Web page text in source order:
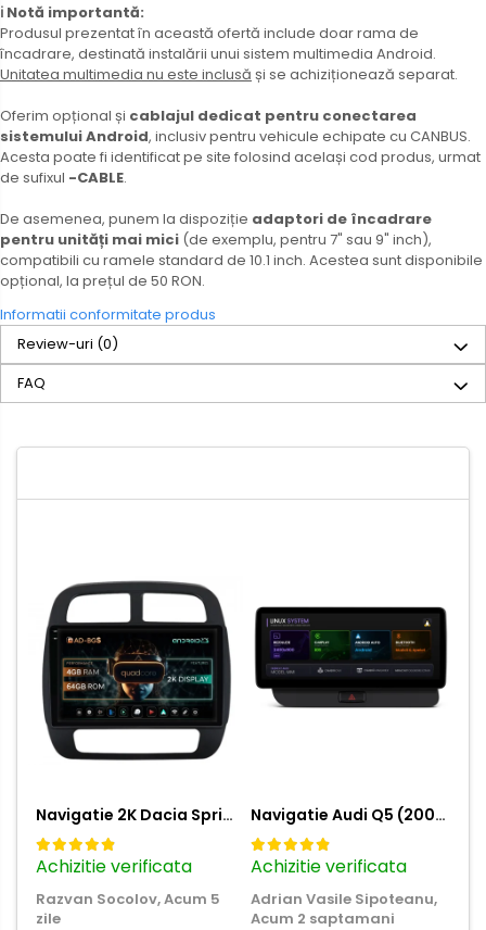
ℹ️ Notă importantă:
Produsul prezentat în această ofertă include doar rama de
încadrare, destinată instalării unui sistem multimedia Android.
Unitatea multimedia nu este inclusă și se achiziționează separat.
Oferim opțional și cablajul dedicat pentru conectarea
sistemului Android, inclusiv pentru vehicule echipate cu CANBUS.
Acesta poate fi identificat pe site folosind același cod produs, urmat
de sufixul -CABLE.
De asemenea, punem la dispoziție adaptori de încadrare
pentru unități mai mici (de exemplu, pentru 7" sau 9" inch),
compatibili cu ramele standard de 10.1 inch. Acestea sunt disponibile
opțional, la prețul de 50 RON.
Informatii conformitate produs
Review-uri (0)
FAQ
Navigatie 2K Dacia Spring (2021- Prezent), Android, S-Quadcore / 4GB RAM + 64GB ROM, 9.5 Inch - AD-BGS90042K+AD-BGRKIT366V4s
Achizitie verificata
Razvan Socolov,Acum 5
zile
Navigatie Audi Q5 (2009-2017), Linux OS & OEM, MMI 3G, CarPlay & Android Auto Wireless, MirrorLink, Camera AHD, 12.3 Inch - AD-BGAALNXH+AD-BGRKITQ5002
Achizitie verificata
Adrian Vasile Sipoteanu,
Acum 2 saptamani